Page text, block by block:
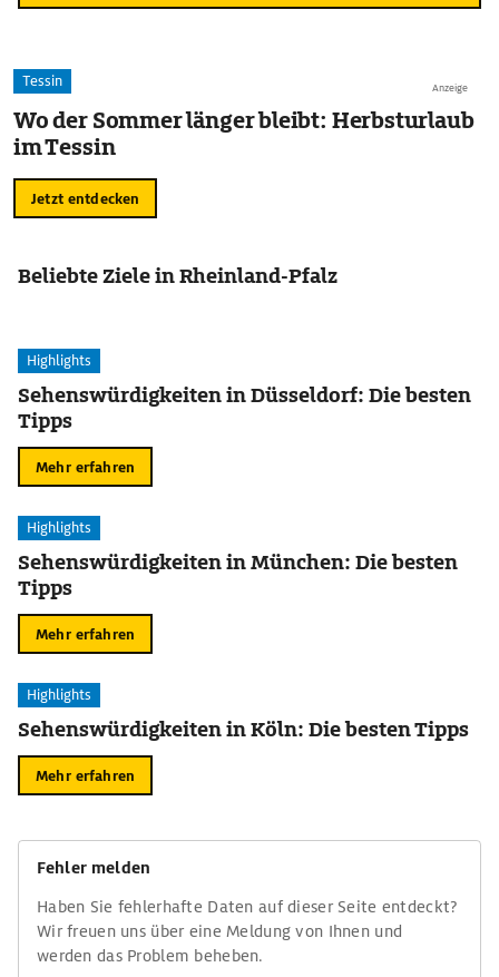
Anzeige
Tessin
Wo der Sommer länger bleibt: Herbsturlaub
im Tessin
Jetzt entdecken
Beliebte Ziele in Rheinland-Pfalz
Highlights
Sehenswürdigkeiten in Düsseldorf: Die besten
Tipps
Mehr erfahren
Highlights
Sehenswürdigkeiten in München: Die besten
Tipps
Mehr erfahren
Highlights
Sehenswürdigkeiten in Köln: Die besten Tipps
Mehr erfahren
Fehler melden
Haben Sie fehlerhafte Daten auf dieser Seite entdeckt?
Wir freuen uns über eine Meldung von Ihnen und
werden das Problem beheben.